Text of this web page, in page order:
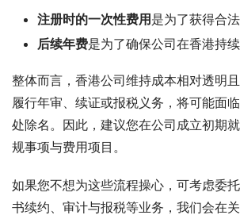
注册时的一次性费用是为了获得合法
后续年费是为了确保公司在香港持续
整体而言，香港公司维持成本相对透明
履行年审、续证或报税义务，将可能面
处除名。因此，建议您在公司成立初期
规事项与费用项目。
如果您不想为这些流程操心，可考虑委
书续约、审计与报税等业务，我们会在